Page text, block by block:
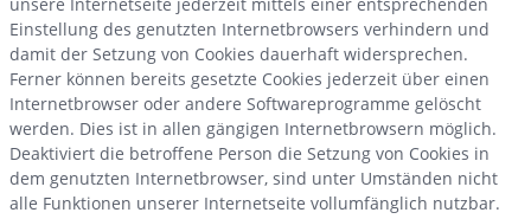
unsere Internetseite jederzeit mittels einer entsprechenden
Einstellung des genutzten Internetbrowsers verhindern und
damit der Setzung von Cookies dauerhaft widersprechen.
Ferner können bereits gesetzte Cookies jederzeit über einen
Internetbrowser oder andere Softwareprogramme gelöscht
werden. Dies ist in allen gängigen Internetbrowsern möglich.
Deaktiviert die betroffene Person die Setzung von Cookies in
dem genutzten Internetbrowser, sind unter Umständen nicht
alle Funktionen unserer Internetseite vollumfänglich nutzbar.